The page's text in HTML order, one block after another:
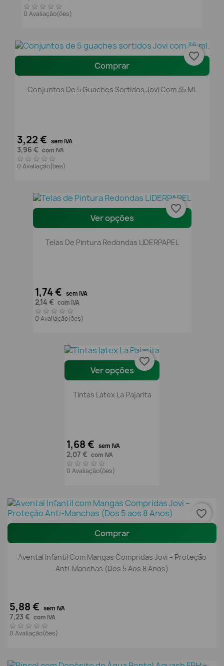
0 Avaliação(ões)
Comprar
Conjuntos De 5 Guaches Sortidos Jovi Com 35 Ml.
3,22 € sem IVA
3,96 € com IVA
0 Avaliação(ões)
favorite_border
Ver opções
Telas De Pintura Redondas LIDERPAPEL
1,74 € sem IVA
2,14 € com IVA
0 Avaliação(ões)
favorite_border
Ver opções
Tintas Latex La Pajarita
1,68 € sem IVA
2,07 € com IVA
0 Avaliação(ões)
favorite_border
Comprar
Avental Infantil Com Mangas Compridas Jovi – Proteção
Anti-Manchas (Dos 5 Aos 8 Anos)
5,88 € sem IVA
7,23 € com IVA
0 Avaliação(ões)
favorite_border